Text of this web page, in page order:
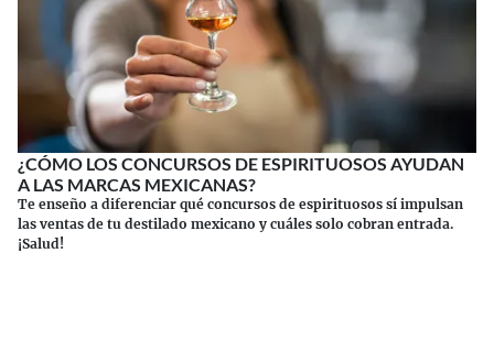
¿CÓMO LOS CONCURSOS DE ESPIRITUOSOS AYUDAN
A LAS MARCAS MEXICANAS?
Te enseño a diferenciar qué concursos de espirituosos sí impulsan
las ventas de tu destilado mexicano y cuáles solo cobran entrada.
¡Salud!